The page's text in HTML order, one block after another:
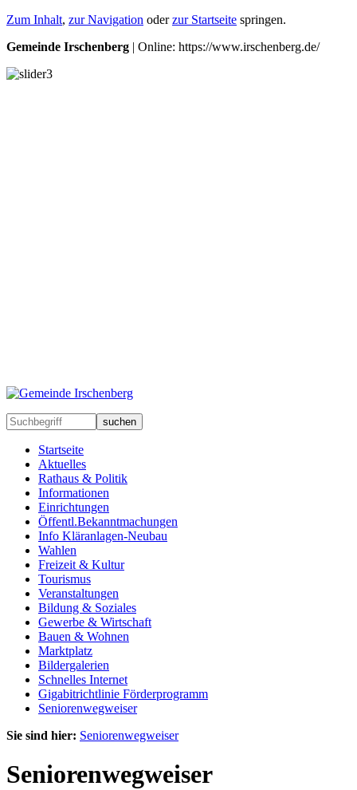
Zum Inhalt, zur Navigation oderzur Startseite springen.
Gemeinde Irschenberg | Online: https://www.irschenberg.de/
suchen
Startseite
Aktuelles
Rathaus & Politik
Informationen
Einrichtungen
Öffentl.Bekanntmachungen
Info Kläranlagen-Neubau
Wahlen
Freizeit & Kultur
Tourismus
Veranstaltungen
Bildung & Soziales
Gewerbe & Wirtschaft
Bauen & Wohnen
Marktplatz
Bildergalerien
Schnelles Internet
Gigabitrichtlinie Förderprogramm
Seniorenwegweiser
Sie sind hier: Seniorenwegweiser
Seniorenwegweiser